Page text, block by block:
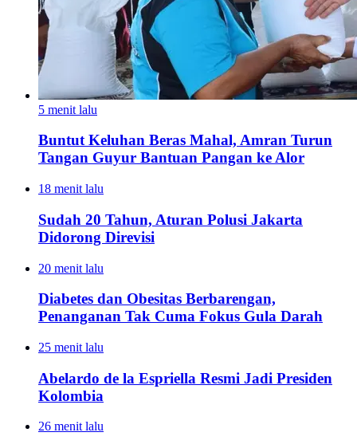
5 menit lalu
Buntut Keluhan Beras Mahal, Amran Turun
Tangan Guyur Bantuan Pangan ke Alor
18 menit lalu
Sudah 20 Tahun, Aturan Polusi Jakarta
Didorong Direvisi
20 menit lalu
Diabetes dan Obesitas Berbarengan,
Penanganan Tak Cuma Fokus Gula Darah
25 menit lalu
Abelardo de la Espriella Resmi Jadi Presiden
Kolombia
26 menit lalu